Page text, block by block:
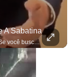
A Sabatina
Tallis Gomes da sua impressão sobre a sabatina Se você busca informação com credibilidade, inscreva-se agora e ative o